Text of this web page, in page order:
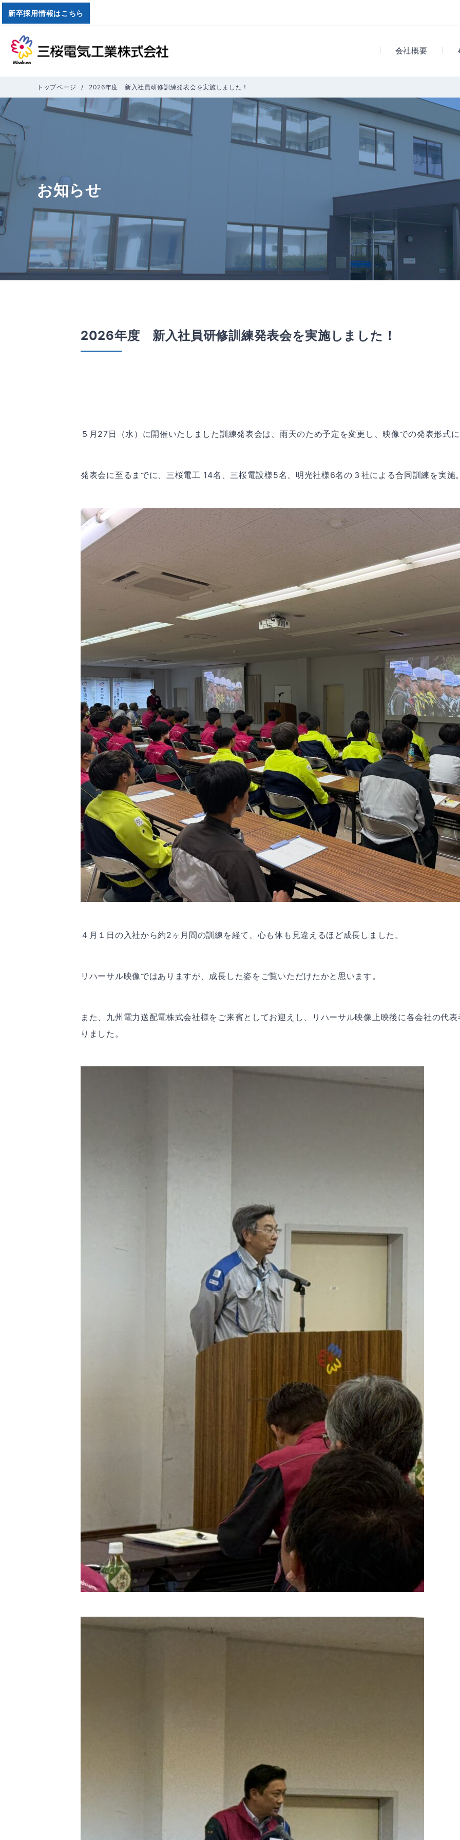
新卒採用情報はこちら
会社概要
トップページ 2026年度 新入社員研修訓練発表会を実施しました！
お知らせ
2026年度 新入社員研修訓練発表会を実施しました！
５月27日（水）に開催いたしました訓練発表会は、雨天のため予定を変更し、映像での発表形式
発表会に至るまでに、三桜電工 14名、三桜電設様5名、明光社様6名の３社による合同訓練を実施
４月１日の入社から約2ヶ月間の訓練を経て、心も体も見違えるほど成長しました。
リハーサル映像ではありますが、成長した姿をご覧いただけたかと思います。
また、九州電力送配電株式会社様をご来賓としてお迎えし、リハーサル映像上映後に各会社の代
りました。